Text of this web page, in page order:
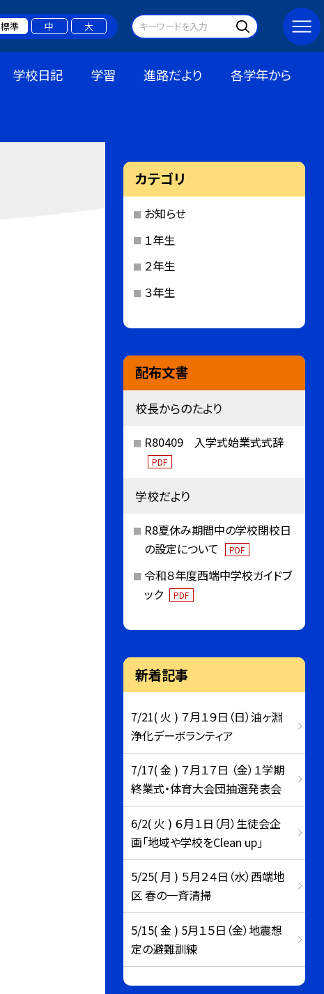
標準 中 大
学校日記 学習 進路だより 各学年から
カテゴリ
お知らせ
１年生
２年生
３年生
配布文書
校長からのたより
R80409 入学式始業式式辞
PDF
学校だより
R8夏休み期間中の学校閉校日
の設定について
PDF
令和８年度西端中学校ガイドブ
ック
PDF
新着記事
7/21( 火 ) ７月１９日（日）油ヶ淵
浄化デーボランティア
7/17( 金 ) ７月１７日 （金）１学期
終業式・体育大会団抽選発表会
6/2( 火 ) ６月１日（月）生徒会企
画「地域や学校をClean up」
5/25( 月 ) ５月２４日（水）西端地
区 春の一斉清掃
5/15( 金 ) 5月１５日（金）地震想
定の避難訓練